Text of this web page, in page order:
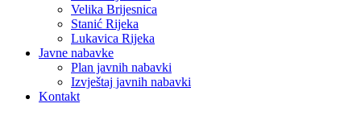
Velika Brijesnica
Stanić Rijeka
Lukavica Rijeka
Javne nabavke
Plan javnih nabavki
Izvještaj javnih nabavki
Kontakt